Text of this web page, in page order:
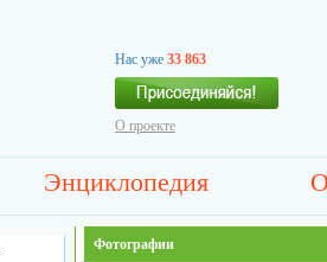
Нас уже 33 863
О проекте
Энциклопедия
Фотографии